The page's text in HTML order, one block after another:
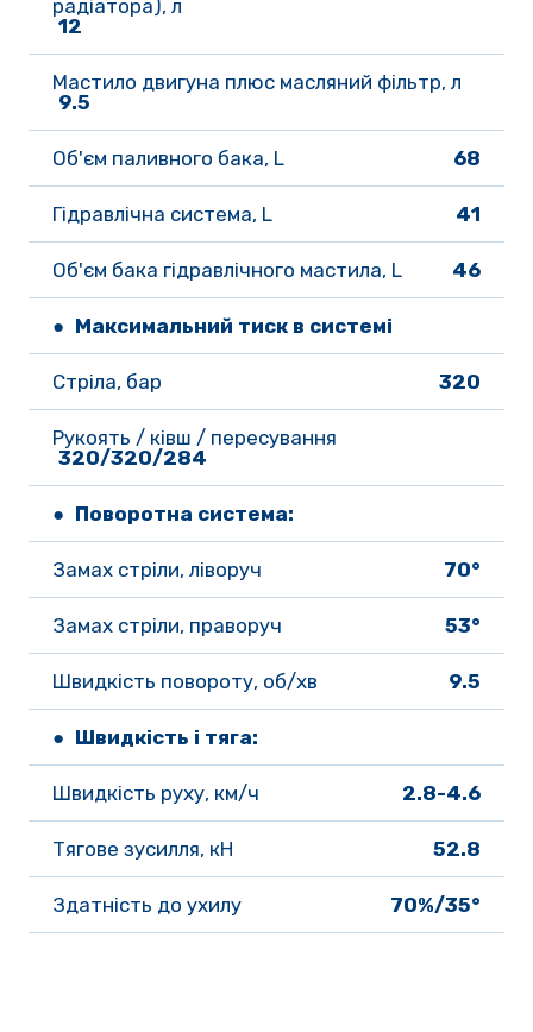
радіатора), л
12
Мастило двигуна плюс масляний фільтр, л
9.5
Об'єм паливного бака, L 68
Гідравлічна система, L 41
Об'єм бака гідравлічного мастила, L 46
● Максимальний тиск в системі
Стріла, бар 320
Рукоять / ківш / пересування
320/320/284
● Поворотна система:
Замах стріли, ліворуч 70°
Замах стріли, праворуч 53°
Швидкість повороту, об/хв 9.5
● Швидкість і тяга:
Швидкість руху, км/ч 2.8-4.6
Тягове зусилля, кН 52.8
Здатність до ухилу 70%/35°